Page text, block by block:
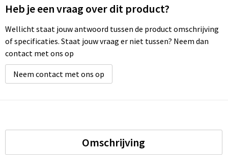
Heb je een vraag over dit product?
Wellicht staat jouw antwoord tussen de product omschrijving
of specificaties. Staat jouw vraag er niet tussen? Neem dan
contact met ons op
Neem contact met ons op
Omschrijving